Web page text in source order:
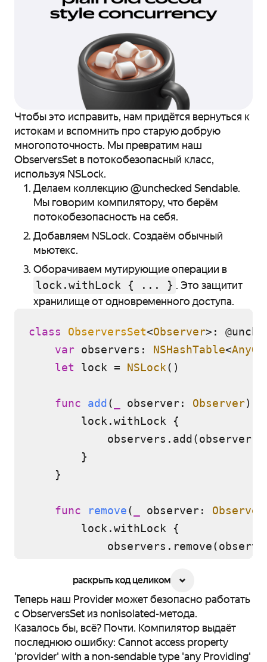
Чтобы это исправить, нам придётся вернуться к
истокам и вспомнить про старую добрую
многопоточность. Мы превратим наш
ObserversSet в потокобезопасный класс,
используя NSLock.
Делаем коллекцию @unchecked Sendable.
Мы говорим компилятору, что берём
потокобезопасность на себя.
Добавляем NSLock. Создаём обычный
мьютекс.
Оборачиваем мутирующие операции в
lock.withLock { ... } . Это защитит
хранилище от одновременного доступа.
class ObserversSet<Observer>:
var observers: NSHashTable<
let lock = NSLock()
func add( observer: Observer) {
        lock.withLock {
            observers.add(observer
        }
    }
func remove( observer: Observer
        lock.withLock {
раскрыть код целиком
Теперь наш Provider может безопасно работать
с ObserversSet из nonisolated-метода.
Казалось бы, всё? Почти. Компилятор выдаёт
последнюю ошибку: Cannot access property
'provider' with a non-sendable type 'any Providing'